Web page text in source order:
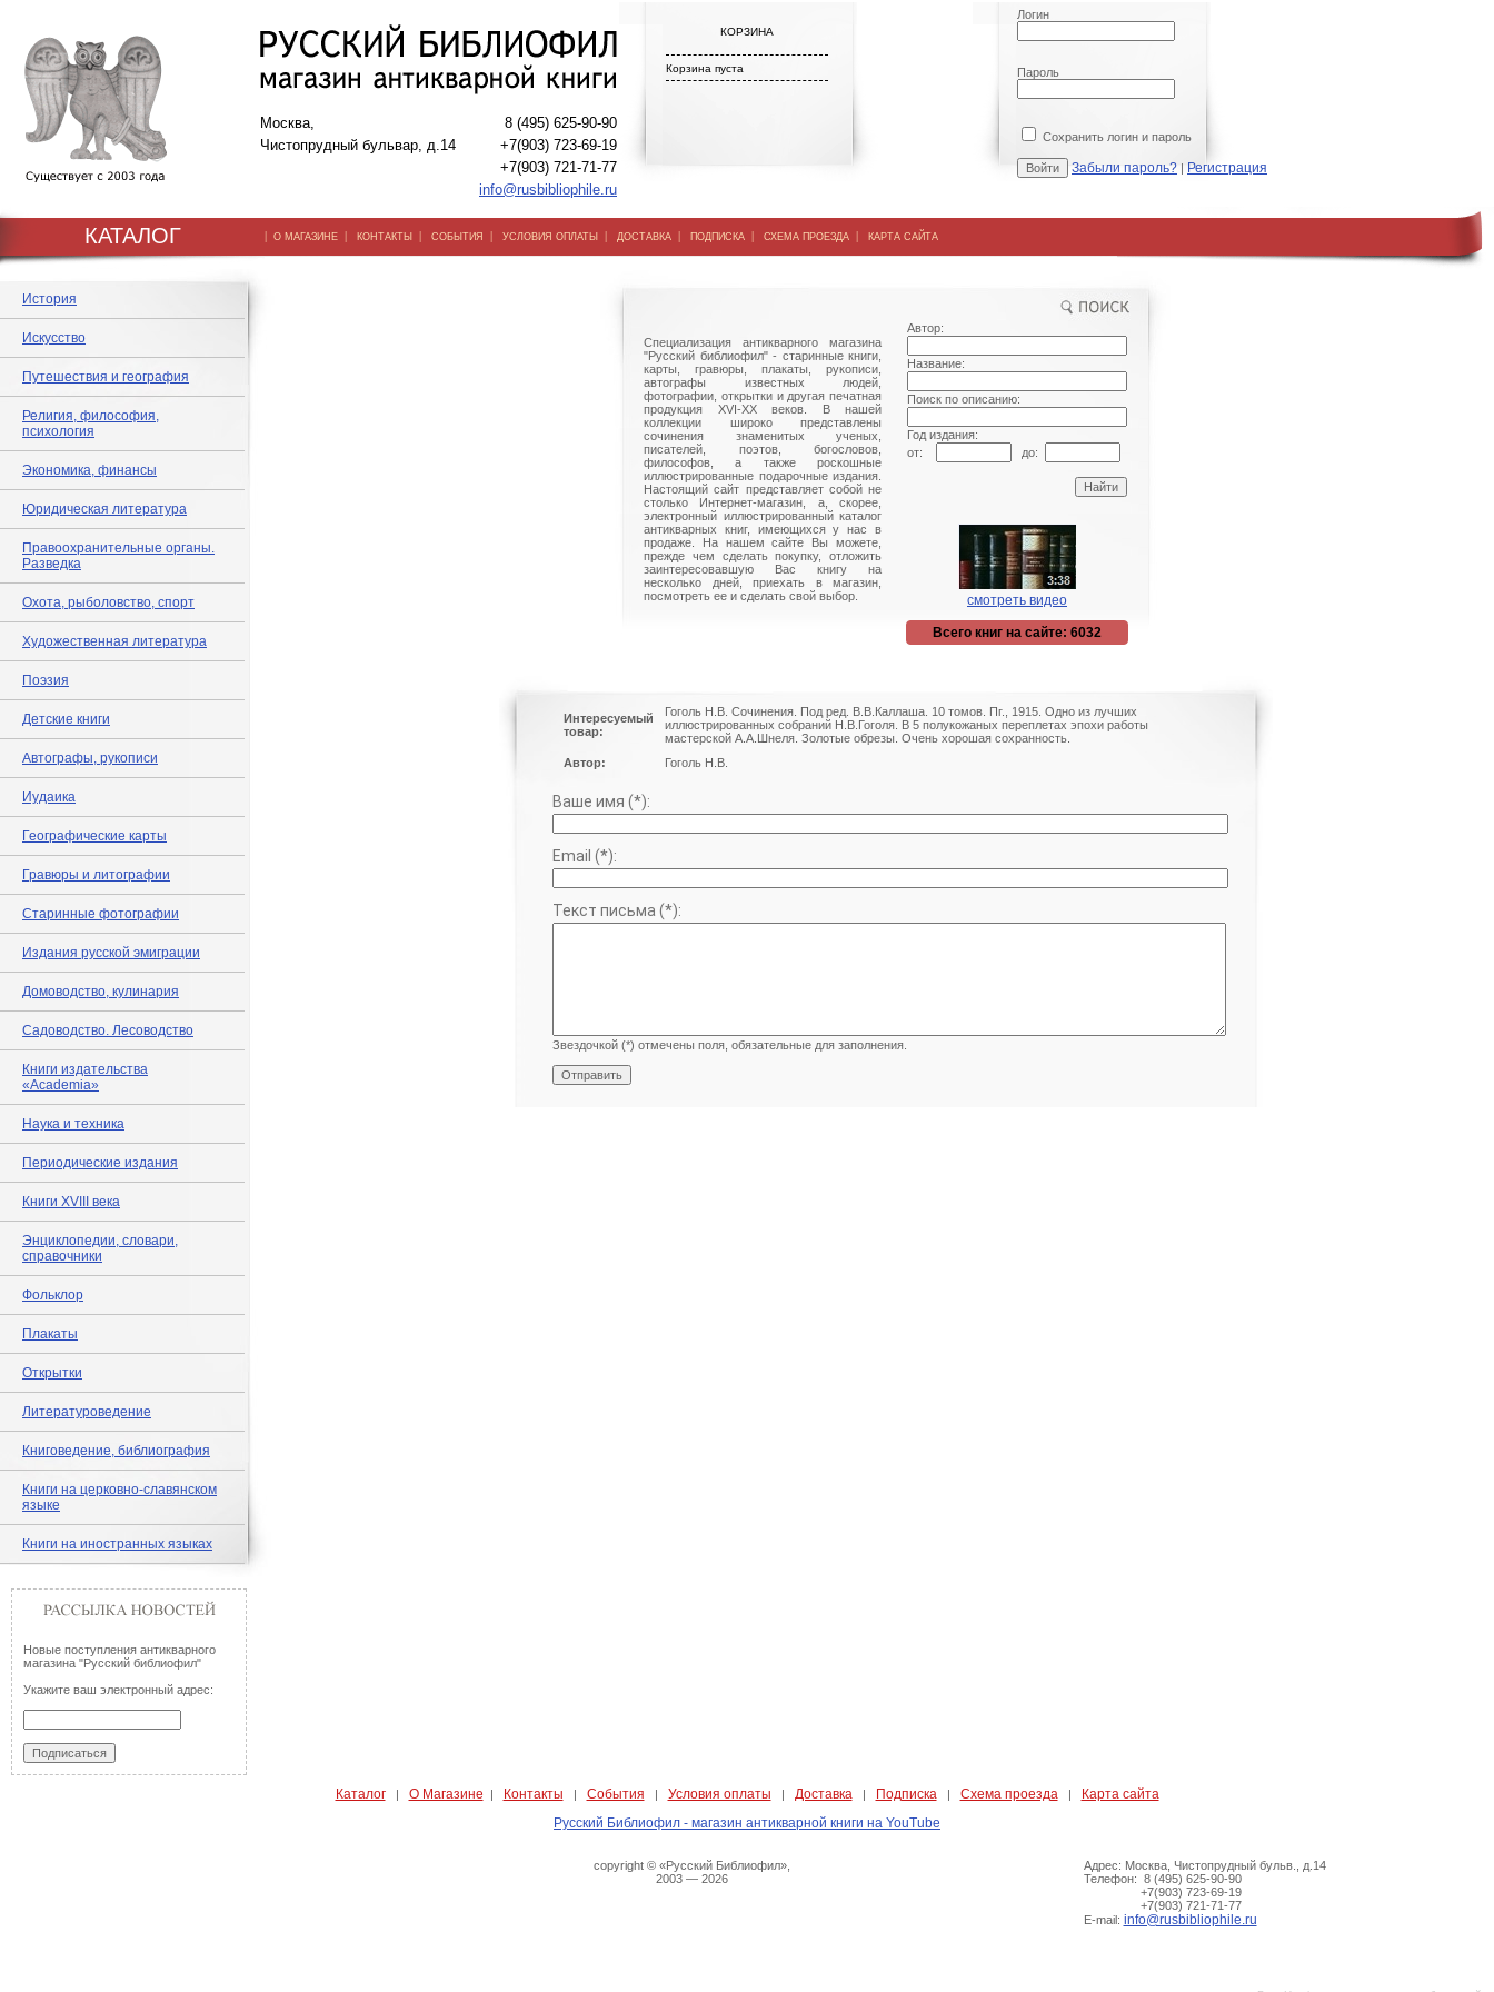
Москва,
Чистопрудный бульвар, д.14
8 (495) 625-90-90
+7(903) 723-69-19
+7(903) 721-71-77
info@rusbibliophile.ru
КОРЗИНА
Корзина пуста
Логин
Пароль
Сохранить логин и пароль
Забыли пароль? | Регистрация
КАТАЛОГ | О МАГАЗИНЕ | КОНТАКТЫ | СОБЫТИЯ | УСЛОВИЯ ОПЛАТЫ | ДОСТАВКА | ПОДПИСКА | СХЕМА ПРОЕЗДА | КАРТА САЙТА
История
Искусство
Путешествия и география
Религия, философия,
психология
Экономика, финансы
Юридическая литература
Правоохранительные органы.
Разведка
Охота, рыболовство, спорт
Художественная литература
Поэзия
Детские книги
Автографы, рукописи
Иудаика
Географические карты
Гравюры и литографии
Старинные фотографии
Издания русской эмиграции
Домоводство, кулинария
Садоводство. Лесоводство
Книги издательства
«Academia»
Наука и техника
Периодические издания
Книги XVIII века
Энциклопедии, словари,
справочники
Фольклор
Плакаты
Открытки
Литературоведение
Книговедение, библиография
Книги на церковно-славянском
языке
Книги на иностранных языках
Новые поступления антикварного
магазина "Русский библиофил"
Укажите ваш электронный адрес:
Специализация антикварного магазина
"Русский библиофил" - старинные книги,
карты, гравюры, плакаты, рукописи,
автографы известных людей,
фотографии, открытки и другая печатная
продукция XVI-XX веков. В нашей
коллекции широко представлены
сочинения знаменитых ученых,
писателей, поэтов, богословов,
философов, а также роскошные
иллюстрированные подарочные издания.
Настоящий сайт представляет собой не
столько Интернет-магазин, а, скорее,
электронный иллюстрированный каталог
антикварных книг, имеющихся у нас в
продаже. На нашем сайте Вы можете,
прежде чем сделать покупку, отложить
заинтересовавшую Вас книгу на
несколько дней, приехать в магазин,
посмотреть ее и сделать свой выбор.
Автор:
Название:
Поиск по описанию:
Год издания:
от:
до:
смотреть видео
Всего книг на сайте: 6032
Интересуемый
товар:
Гоголь Н.В. Сочинения. Под ред. В.В.Каллаша. 10 томов. Пг., 1915. Одно из лучших
иллюстрированных собраний Н.В.Гоголя. В 5 полукожаных переплетах эпохи работы
мастерской А.А.Шнеля. Золотые обрезы. Очень хорошая сохранность.
Автор:
Гоголь Н.В.
Ваше имя (*):
Email (*):
Текст письма (*):
Звездочкой (*) отмечены поля, обязательные для заполнения.
Каталог| О Магазине | Контакты | События | Условия оплаты | Доставка | Подписка | Схема проезда |
Карта сайта
Русский Библиофил - магазин антикварной книги на YouTube
copyright © «Русский Библиофил»,
2003 — 2026
Адрес: Москва, Чистопрудный бульв., д.14
Телефон: 8 (495) 625-90-90
+7(903) 723-69-19
+7(903) 721-71-77
E-mail: info@rusbibliophile.ru